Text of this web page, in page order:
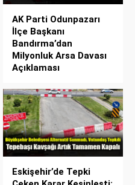
AK Parti Odunpazarı
İlçe Başkanı
Bandırma’dan
Milyonluk Arsa Davası
Açıklaması
Eskişehir’de Tepki